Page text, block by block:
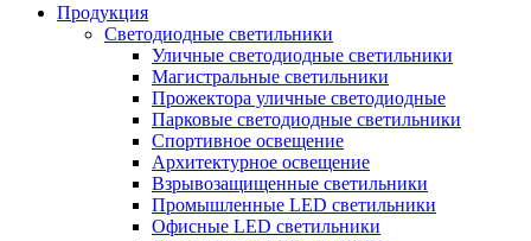
Продукция
Светодиодные светильники
Уличные светодиодные светильники
Магистральные светильники
Прожектора уличные светодиодные
Парковые светодиодные светильники
Спортивное освещение
Архитектурное освещение
Взрывозащищенные светильники
Промышленные LED светильники
Офисные LED светильники